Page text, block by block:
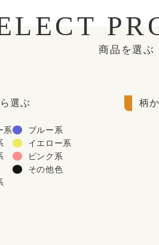
商品を選ぶ
選ぶ
系
ブルー系
イエロー系
ピンク系
その他色
柄